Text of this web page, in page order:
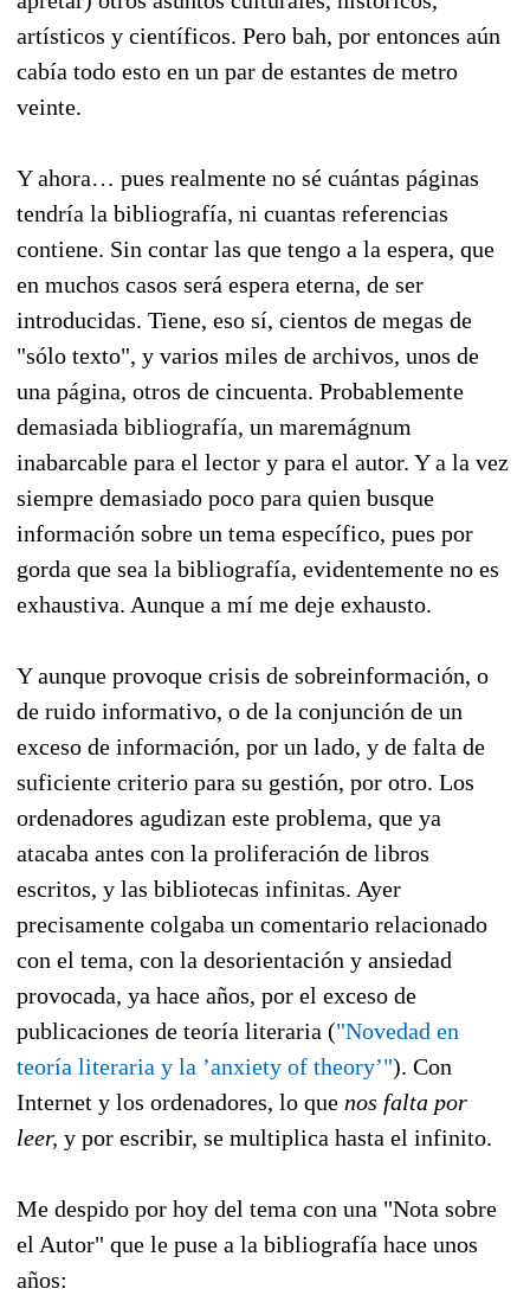
artísticos y científicos. Pero bah, por entonces aún
cabía todo esto en un par de estantes de metro
veinte.
Y ahora… pues realmente no sé cuántas páginas
tendría la bibliografía, ni cuantas referencias
contiene. Sin contar las que tengo a la espera, que
en muchos casos será espera eterna, de ser
introducidas. Tiene, eso sí, cientos de megas de
"sólo texto", y varios miles de archivos, unos de
una página, otros de cincuenta. Probablemente
demasiada bibliografía, un maremágnum
inabarcable para el lector y para el autor. Y a la vez
siempre demasiado poco para quien busque
información sobre un tema específico, pues por
gorda que sea la bibliografía, evidentemente no es
exhaustiva. Aunque a mí me deje exhausto.
Y aunque provoque crisis de sobreinformación, o
de ruido informativo, o de la conjunción de un
exceso de información, por un lado, y de falta de
suficiente criterio para su gestión, por otro. Los
ordenadores agudizan este problema, que ya
atacaba antes con la proliferación de libros
escritos, y las bibliotecas infinitas. Ayer
precisamente colgaba un comentario relacionado
con el tema, con la desorientación y ansiedad
provocada, ya hace años, por el exceso de
publicaciones de teoría literaria ("Novedad en
teoría literaria y la ’anxiety of theory’"). Con
Internet y los ordenadores, lo que nos falta por
leer, y por escribir, se multiplica hasta el infinito.
Me despido por hoy del tema con una "Nota sobre
el Autor" que le puse a la bibliografía hace unos
años: